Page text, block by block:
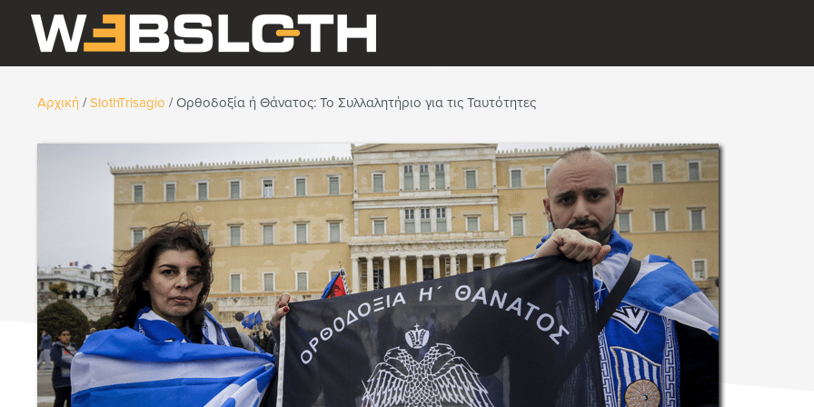
Αρχική / SlothTrisagio /Ορθοδοξία ή Θάνατος: Το Συλλαλητήριο για τις Ταυτότητες